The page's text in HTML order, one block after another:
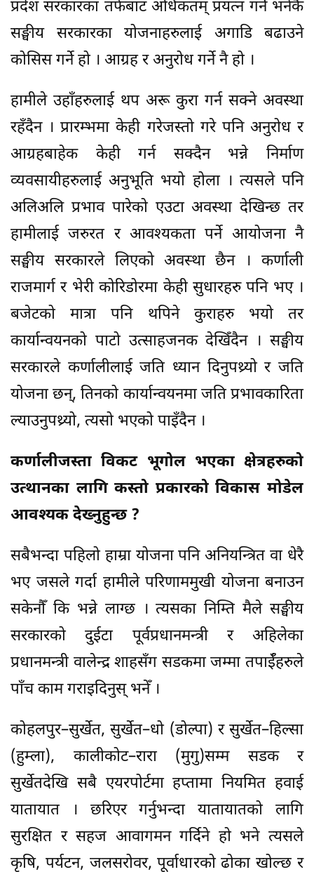
प्रदेश सरकारका तर्फबाट अधिकतम् प्रयत्न गर्ने भनेकै
सङ्घीय सरकारका योजनाहरुलाई अगाडि बढाउने
कोसिस गर्ने हो । आग्रह र अनुरोध गर्ने नै हो ।
हामीले उहाँहरुलाई थप अरू कुरा गर्न सक्ने अवस्था
रहँदैन । प्रारम्भमा केही गरेजस्तो गरे पनि अनुरोध र
आग्रहबाहेक केही गर्न सक्दैन भन्ने निर्माण
व्यवसायीहरुलाई अनुभूति भयो होला । त्यसले पनि
अलिअलि प्रभाव पारेको एउटा अवस्था देखिन्छ तर
हामीलाई जरुरत र आवश्यकता पर्ने आयोजना नै
सङ्घीय सरकारले लिएको अवस्था छैन । कर्णाली
राजमार्ग र भेरी कोरिडोरमा केही सुधारहरु पनि भए ।
बजेटको मात्रा पनि थपिने कुराहरु भयो तर
कार्यान्वयनको पाटो उत्साहजनक देखिँदैन । सङ्घीय
सरकारले कर्णालीलाई जति ध्यान दिनुपथ्र्यो र जति
योजना छन्, तिनको कार्यान्वयनमा जति प्रभावकारिता
ल्याउनुपथ्र्यो, त्यसो भएको पाइँदैन ।
कर्णालीजस्ता विकट भूगोल भएका क्षेत्रहरुको
उत्थानका लागि कस्तो प्रकारको विकास मोडेल
आवश्यक देख्नुहुन्छ ?
सबैभन्दा पहिलो हाम्रा योजना पनि अनियन्त्रित वा धेरै
भए जसले गर्दा हामीले परिणाममुखी योजना बनाउन
सकेनौँ कि भन्ने लाग्छ । त्यसका निम्ति मैले सङ्घीय
सरकारको दुईटा पूर्वप्रधानमन्त्री र अहिलेका
प्रधानमन्त्री वालेन्द्र शाहसँग सडकमा जम्मा तपाईँहरुले
पाँच काम गराइदिनुस् भनेँ ।
कोहलपुर–सुर्खेत, सुर्खेत–धो (डोल्पा) र सुर्खेत–हिल्सा
(हुम्ला), कालीकोट–रारा (मुगु)सम्म सडक र
सुर्खेतदेखि सबै एयरपोर्टमा हप्तामा नियमित हवाई
यातायात । छरिएर गर्नुभन्दा यातायातको लागि
सुरक्षित र सहज आवागमन गर्दिने हो भने त्यसले
कृषि, पर्यटन, जलसरोवर, पूर्वाधारको ढोका खोल्छ र